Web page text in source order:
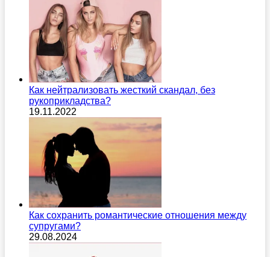
Как нейтрализовать жесткий скандал, без
рукоприкладства?
19.11.2022
Как сохранить романтические отношения между
супругами?
29.08.2024